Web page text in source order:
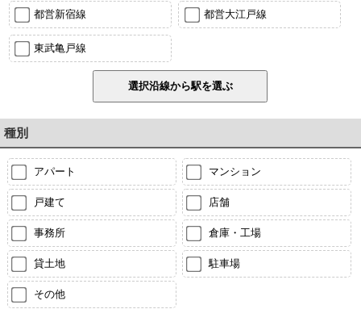
都営新宿線 都営大江戸線
東武亀戸線
種別
アパート マンション
戸建て 店舗
事務所 倉庫・工場
貸土地 駐車場
その他